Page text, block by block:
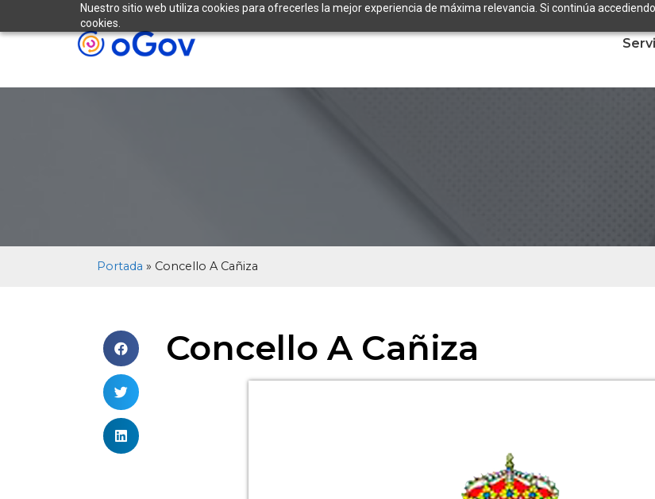
Nuestro sitio web utiliza cookies para ofrecerles la mejor experiencia de máxima relevancia. Si continúa
cookies.
Portada » Concello A Cañiza
Concello A Cañiza